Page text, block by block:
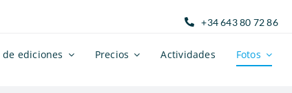
+34 643 80 72 86
ediciones Precios Actividades Fotos